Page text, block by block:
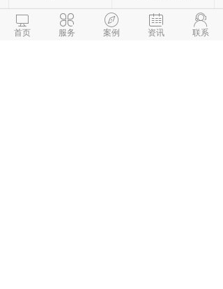
技术方案 数据迁移

首页

服务

案例

资讯

联系